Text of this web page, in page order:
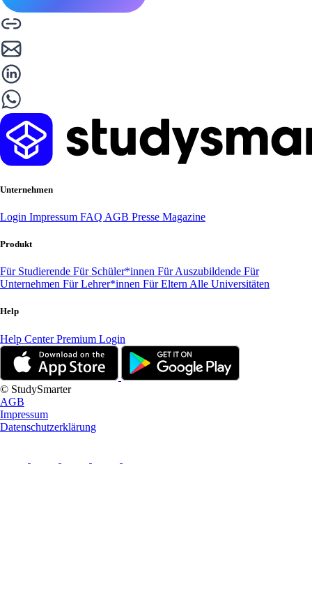
Unternehmen
Login Impressum FAQ AGB Presse Magazine
Produkt
Für Studierende Für Schüler*innen Für Auszubildende Für
Unternehmen Für Lehrer*innen Für Eltern Alle Universitäten
Help
Help CenterPremium Login
© StudySmarter
AGB
Impressum
Datenschutzerklärung